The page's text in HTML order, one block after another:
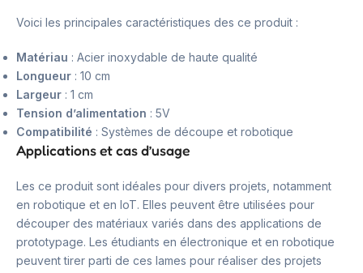
Voici les principales caractéristiques des ce produit :
Matériau : Acier inoxydable de haute qualité
Longueur : 10 cm
Largeur : 1 cm
Tension d’alimentation : 5V
Compatibilité : Systèmes de découpe et robotique
Applications et cas d’usage
Les ce produit sont idéales pour divers projets, notamment
en robotique et en IoT. Elles peuvent être utilisées pour
découper des matériaux variés dans des applications de
prototypage. Les étudiants en électronique et en robotique
peuvent tirer parti de ces lames pour réaliser des projets